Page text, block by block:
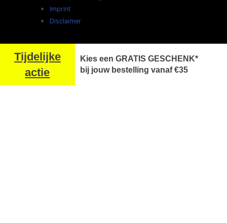
Imprint
Disclaimer
Tijdelijke
actie
Kies een GRATIS GESCHENK*
bij jouw bestelling vanaf €35